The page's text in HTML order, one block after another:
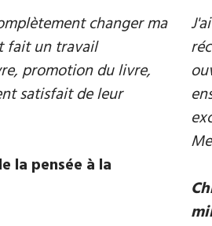
changer ma
fait un travail
promotion du livre,
satisfait de leur
la pensée à la